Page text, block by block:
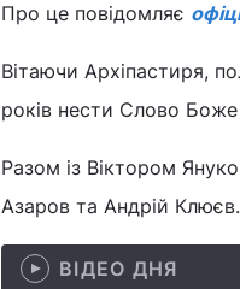
Про це повідомляє
Вітаючи Архіпастиря,
років нести Слово
Разом із Віктором
Азаров та Андрій Клюєв.
ВІДЕО ДНЯ